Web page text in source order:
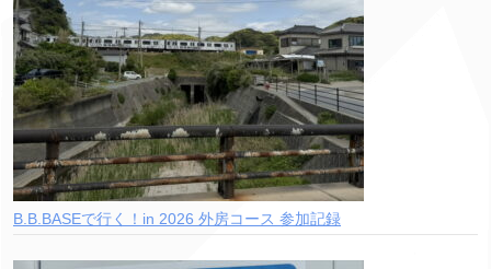
B.B.BASEで行く！in 2026 外房コース 参加記録